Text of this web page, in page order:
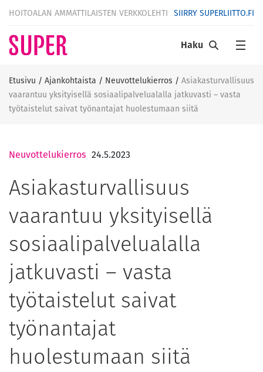
HOITOALAN AMMATTILAISTEN VERKKOLEHTI SIIRRY SUPERLIITTO.FI
Haku
Etusivu / Ajankohtaista / Neuvottelukierros / Asiakasturvallisuus
vaarantuu yksityisellä sosiaalipalvelualalla jatkuvasti – vasta
työtaistelut saivat työnantajat huolestumaan siitä
Neuvottelukierros 24.5.2023
Asiakasturvallisuus
vaarantuu yksityisellä
sosiaalipalvelualalla
jatkuvasti – vasta
työtaistelut saivat
työnantajat
huolestumaan siitä